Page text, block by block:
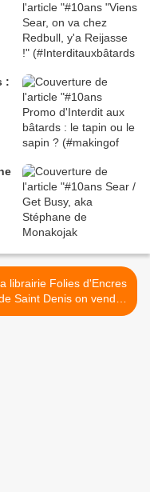
:
librairie Folies d'Encres
Saint Denis on vend
aux Bâtards de Sear